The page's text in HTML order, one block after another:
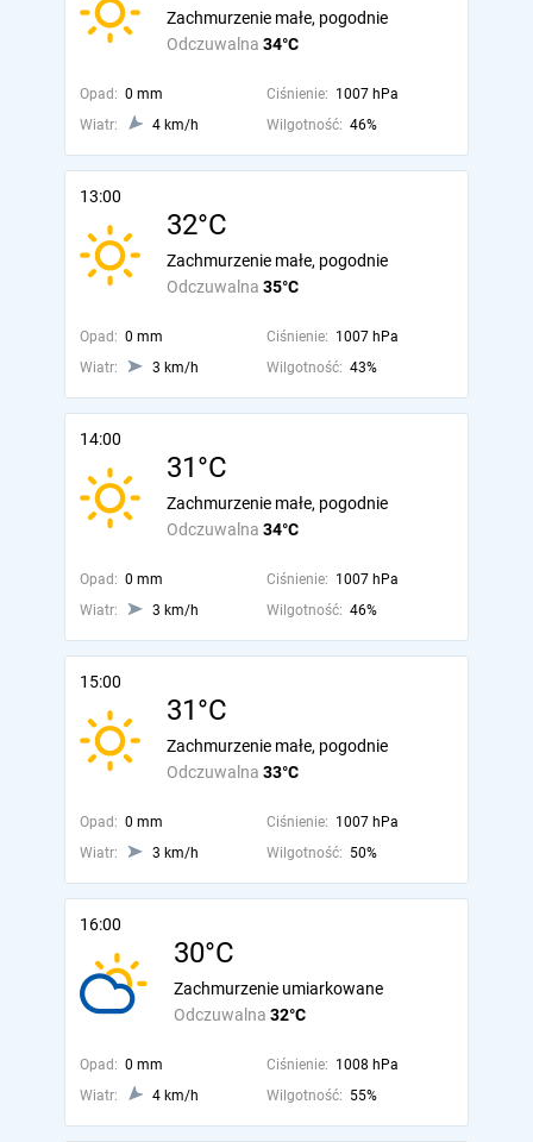
Odczuwalna 34°C
Zachmurzenie małe, pogodnie
Opad: 0 mm Ciśnienie: 1007 hPa
Wiatr:
4 km/h Wilgotność: 46%
13:00
32°C
Odczuwalna 35°C
Zachmurzenie małe, pogodnie
Opad: 0 mm Ciśnienie: 1007 hPa
Wiatr:
3 km/h Wilgotność: 43%
14:00
31°C
Odczuwalna 34°C
Zachmurzenie małe, pogodnie
Opad: 0 mm Ciśnienie: 1007 hPa
Wiatr:
3 km/h Wilgotność: 46%
15:00
31°C
Odczuwalna 33°C
Zachmurzenie małe, pogodnie
Opad: 0 mm Ciśnienie: 1007 hPa
Wiatr:
3 km/h Wilgotność: 50%
16:00
30°C
Odczuwalna 32°C
Zachmurzenie umiarkowane
Opad: 0 mm Ciśnienie: 1008 hPa
Wiatr:
4 km/h Wilgotność: 55%